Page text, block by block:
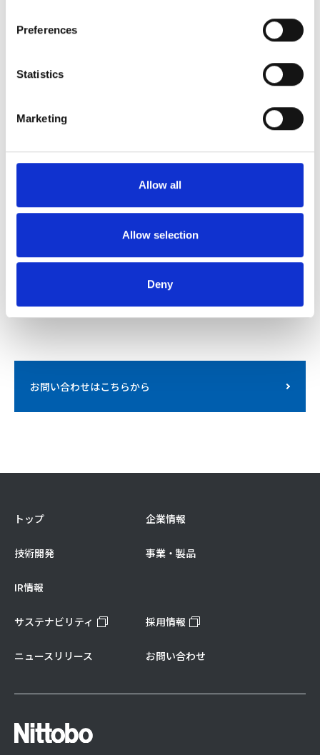
Preferences
Statistics
Marketing
Allow all
Allow selection
Deny
※2 引張り強度は、バージンファイバーと呼ばれる欠陥の少ない
※上記データは、実測値の一例であり、規格値ではありません。
お問い合わせはこちらから
トップ 企業情報
技術開発 事業・製品
IR情報
サステナビリティ 採用情報
ニュースリリース お問い合わせ